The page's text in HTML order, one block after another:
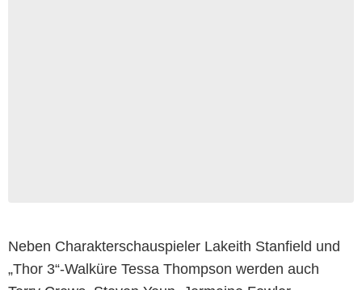
Neben Charakterschauspieler Lakeith Stanfield und
„Thor 3“-Walküre Tessa Thompson werden auch